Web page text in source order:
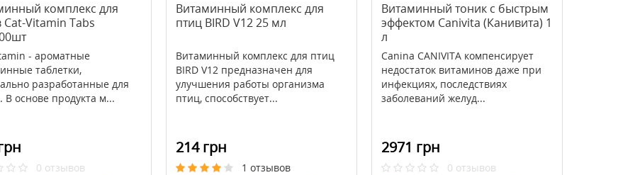
комплекс для
Cat-Vitamin Tabs
- ароматные
таблетки,
разработанные для
В основе продукта м...
0 отзывов
Витаминный комплекс для
птиц BIRD V12 25 мл
Витаминный комплекс для птиц
BIRD V12 предназначен для
улучшения работы организма
птиц, способствует...
214 грн
1 отзывов
Витаминный тоник с быстрым
эффектом Canivita (Канивита) 1
л
Canina CANIVITA компенсирует
недостаток витаминов даже при
инфекциях, последствиях
заболеваний желуд...
2971 грн
0 отзывов